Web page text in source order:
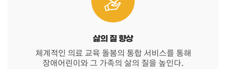
삶의 질 향상
체계적인 의료 교육 돌봄의 통합 서비스를 통해
장애어린이와 그 가족의 삶의 질을 높인다.